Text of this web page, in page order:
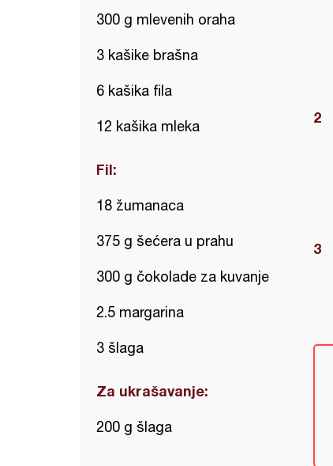
300 g mlevenih oraha
3 kašike brašna
6 kašika fila
12 kašika mleka
Fil:
18 žumanaca
375 g šećera u prahu
300 g čokolade za kuvanje
2.5 margarina
3 šlaga
Za ukrašavanje:
200 g šlaga